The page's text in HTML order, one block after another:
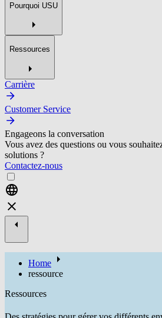
Pourquoi USU
Ressources
Carrière
Customer Service
Engageons la conversation
Vous avez des questions ou vous
solutions ?
Contactez-nous
Home
ressource
Ressources